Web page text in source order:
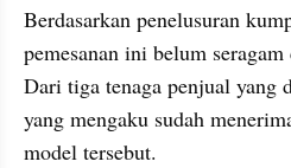
Berdasarkan penelusuran
pemesanan ini belum
Dari tiga tenaga penjual yang
yang mengaku sudah
model tersebut.